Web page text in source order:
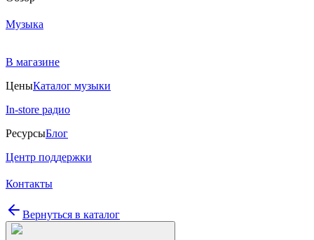
Музыка
В магазине
ЦеныКаталог музыки
In-store радио
РесурсыБлог
Центр поддержки
Контакты
Вернуться в каталог